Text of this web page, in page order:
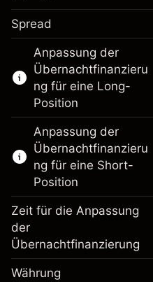
Dieses
über CFDs und
Erfahren Sie mehr
CFDs
Knock-outs
Spread
Anpassung der
Übernachtfinanzieru
ng für eine Long-
Position
Anpassung der
Gebühren aus
Anpassung der
Übernachtfinanzieru
ng für eine Short-
Position
Zeit für die Anpassung
der
Übernachtfinanzierung
Währung